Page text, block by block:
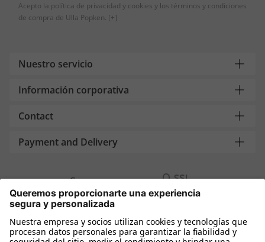
Acepto la política de privacidad y cookies y los términos y condiciones
de compra de Ulla Popken. [+]
Nuestro servicio
Información corporativa
Contact
Payment and Delivery
Compra segura con
Más tiendas online